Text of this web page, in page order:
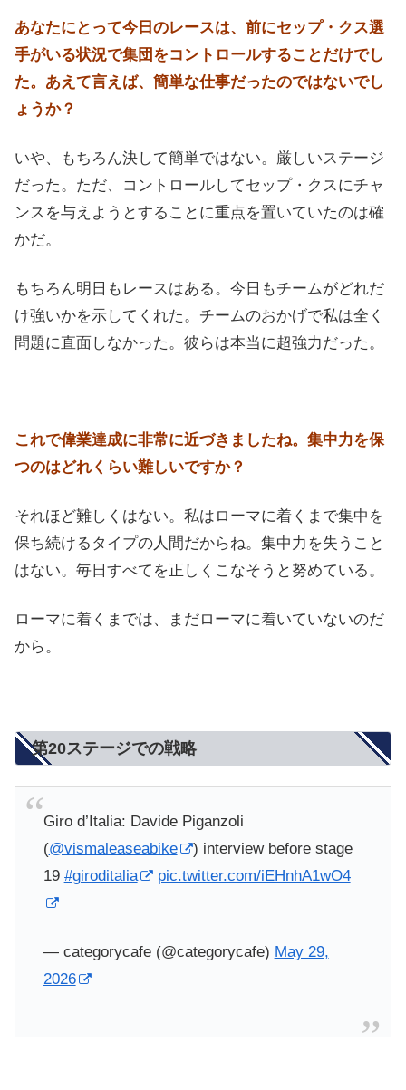
あなたにとって今日のレースは、前にセップ・クス選
手がいる状況で集団をコントロールすることだけでし
た。あえて言えば、簡単な仕事だったのではないでし
ょうか？
いや、もちろん決して簡単ではない。厳しいステージ
だった。ただ、コントロールしてセップ・クスにチャ
ンスを与えようとすることに重点を置いていたのは確
かだ。
もちろん明日もレースはある。今日もチームがどれだ
け強いかを示してくれた。チームのおかげで私は全く
問題に直面しなかった。彼らは本当に超強力だった。
これで偉業達成に非常に近づきましたね。集中力を保
つのはどれくらい難しいですか？
それほど難しくはない。私はローマに着くまで集中を
保ち続けるタイプの人間だからね。集中力を失うこと
はない。毎日すべてを正しくこなそうと努めている。
ローマに着くまでは、まだローマに着いていないのだ
から。
第20ステージでの戦略
Giro d’Italia: Davide Piganzoli
(@vismaleaseabike
) interview before stage
19 #giroditalia pic.twitter.com/iEHnhA1wO4
— categorycafe (@categorycafe) May 29,
2026